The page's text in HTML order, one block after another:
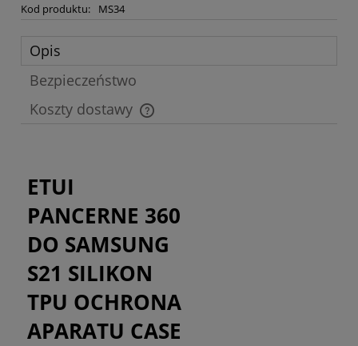
Kod produktu:
MS34
Opis
Bezpieczeństwo
Koszty dostawy
Cena nie zawiera ewentualnych kosztów płatności
ETUI
PANCERNE 360
DO SAMSUNG
S21 SILIKON
TPU OCHRONA
APARATU CASE